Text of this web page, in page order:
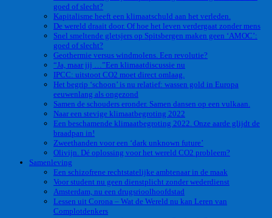
goed of slecht?
Kapitalisme heeft een klimaatschuld aan het verleden.
De wereld draait door. Of hoe het leven verdergaat zonder mens
Snel smeltende gletsjers op Spitsbergen maken geen ‘AMOC’:
goed of slecht?
Geothermie versus windmolens. Een revolutie?
“Ja, maar jij …”Een klimaatdiscussie nu
IPCC: uitstoot CO2 moet direct omlaag.
Het begrip ‘schoon’ is nu relatief: wassen gold in Europa
eeuwenlang als ongezond
Samen de schouders eronder. Samen dansen op een vulkaan.
Naar een stevige klimaatbegroting 2022
Een beschamende klimaatbegroting 2022. Onze aarde glijdt de
braadpan in!
Zweethanden voor een ‘dark unknown future’
Olivijn. Dé oplossing voor het wereld CO2 probleem?
Samenleving
Een schizofrene rechtstatelijke ambtenaar in de maak
Voor student nu geen dienstplicht zonder wederdienst
Amsterdam, nu een drugsrioolhoofdstad
Lessen uit Corona – Wat de Wereld nu kan Leren van
Complotdenkers